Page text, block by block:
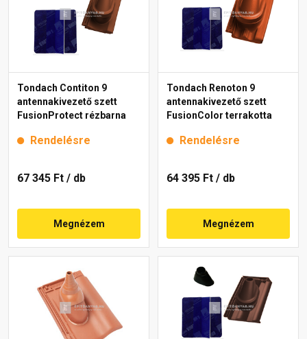
Tondach Contiton 9
antennakivezető szett
FusionProtect rézbarna
Rendelésre
67 345 Ft / db
Megnézem
Tondach Renoton 9
antennakivezető szett
FusionColor terrakotta
Rendelésre
64 395 Ft / db
Megnézem